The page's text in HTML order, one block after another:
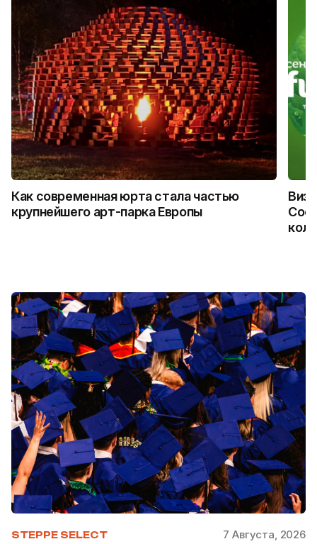
Как современная юрта стала частью
крупнейшего арт-парка Европы
STEPPE SELECT 7 Августа, 2026